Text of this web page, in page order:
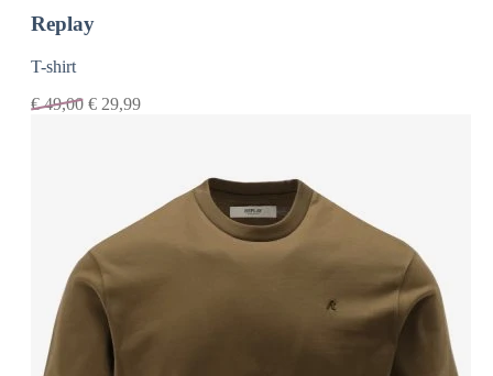
Replay
T-shirt
€49,00 € 29,99